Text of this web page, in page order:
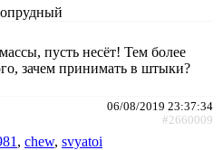
пусть несёт! Тем более
зачем принимать в штыки?
06/08/2019 23:37:34
#2660009
, chew, svyatoi